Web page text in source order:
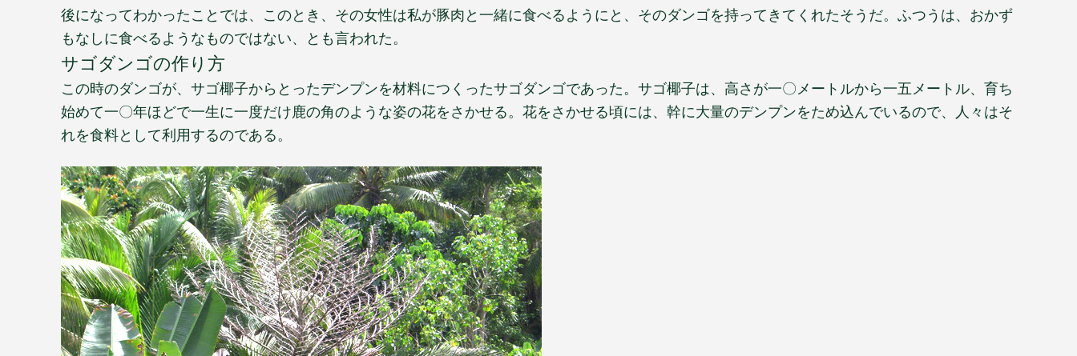
後になってわかったことでは、このとき、その女性は私が豚肉と一緒に食べるようにと、そのダンゴを持ってきてくれたそうだ。ふつうは、おかず
もなしに食べるようなものではない、とも言われた。
サゴダンゴの作り方
この時のダンゴが、サゴ椰子からとったデンプンを材料につくったサゴダンゴであった。サゴ椰子は、高さが一〇メートルから一五メートル、育ち
始めて一〇年ほどで一生に一度だけ鹿の角のような姿の花をさかせる。花をさかせる頃には、幹に大量のデンプンをため込んでいるので、人々はそ
れを食料として利用するのである。